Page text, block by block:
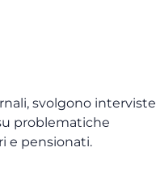
svolgono interviste
problematiche
e pensionati.